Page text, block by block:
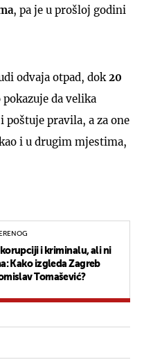
, pa je u prošloj godini
odvaja otpad, dok 20
pokazuje da velika
poštuje pravila, a za one
i u drugim mjestima,
korupciji i kriminalu, ali ni
Kako izgleda Zagreb
Tomašević?